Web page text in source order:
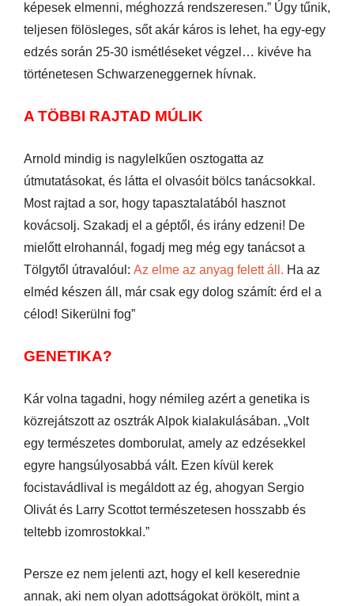
képesek elmenni, méghozzá rendszeresen.” Úgy tűnik,
teljesen fölösleges, sőt akár káros is lehet, ha egy-egy
edzés során 25-30 ismétléseket végzel… kivéve ha
történetesen Schwarzeneggernek hívnak.
A TÖBBI RAJTAD MÚLIK
Arnold mindig is nagylelkűen osztogatta az
útmutatásokat, és látta el olvasóit bölcs tanácsokkal.
Most rajtad a sor, hogy tapasztalatából hasznot
kovácsolj. Szakadj el a géptől, és irány edzeni! De
mielőtt elrohannál, fogadj meg még egy tanácsot a
Tölgytől útravalóul: Az elme az anyag felett áll. Ha az
elméd készen áll, már csak egy dolog számít: érd el a
célod! Sikerülni fog”
GENETIKA?
Kár volna tagadni, hogy némileg azért a genetika is
közrejátszott az osztrák Alpok kialakulásában. „Volt
egy természetes domborulat, amely az edzésekkel
egyre hangsúlyosabbá vált. Ezen kívül kerek
focistavádlival is megáldott az ég, ahogyan Sergio
Olivát és Larry Scottot természetesen hosszabb és
teltebb izomrostokkal.”
Persze ez nem jelenti azt, hogy el kell keserednie
annak, aki nem olyan adottságokat örökölt, mint a